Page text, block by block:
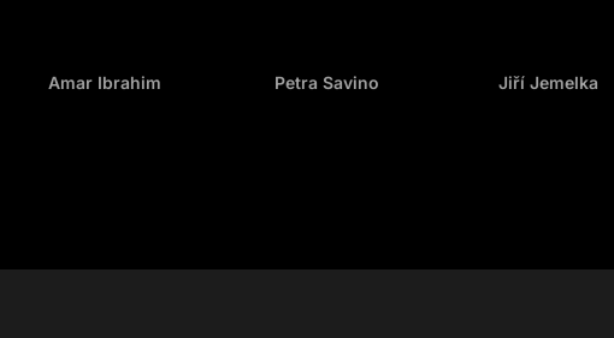
Amar Ibrahim Petra Savino Jiří Jemelka